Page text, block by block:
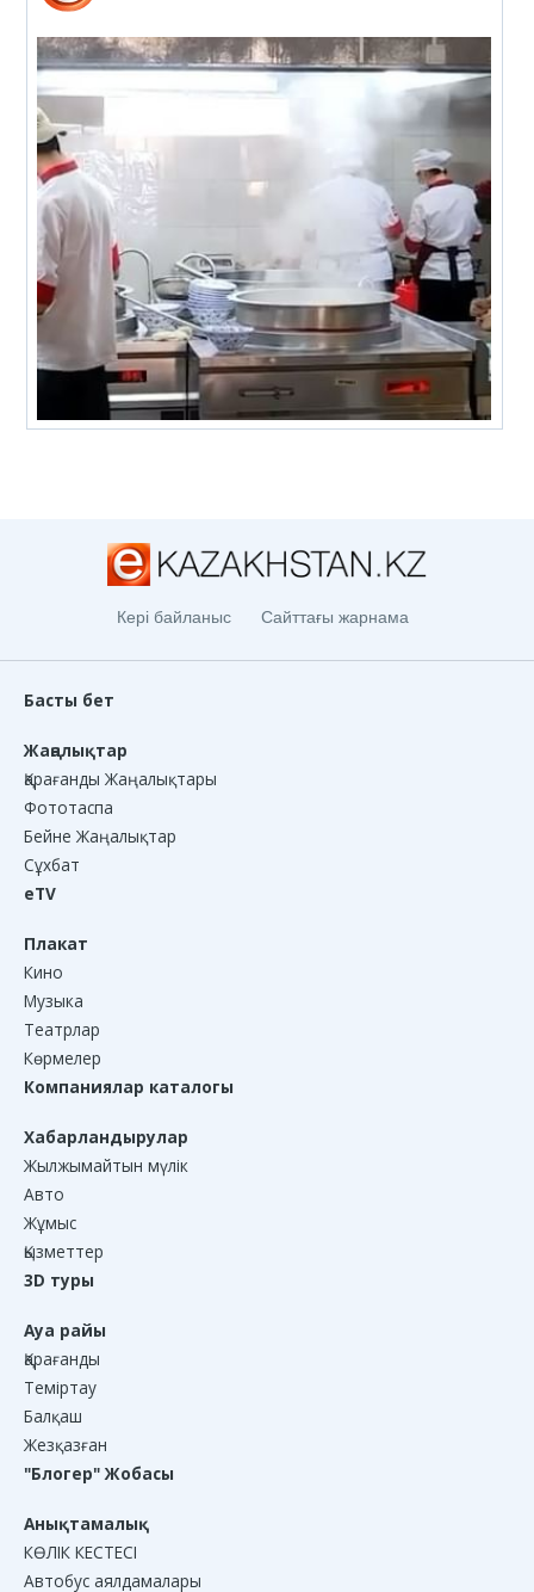
Кері байланыс Сайттағы жарнама
Басты бет
Жаңалықтар
Қарағанды Жаңалықтары
Фототаспа
Бейне Жаңалықтар
Сұхбат
eTV
Плакат
Кино
Музыка
Театрлар
Көрмелер
Компаниялар каталогы
Хабарландырулар
Жылжымайтын мүлік
Авто
Жұмыс
Қызметтер
3D туры
Ауа райы
Қарағанды
Теміртау
Балқаш
Жезқазған
"Блогер" Жобасы
Анықтамалық
КӨЛІК КЕСТЕСІ
Автобус аялдамалары